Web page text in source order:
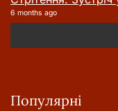
6 months ago
Популярні